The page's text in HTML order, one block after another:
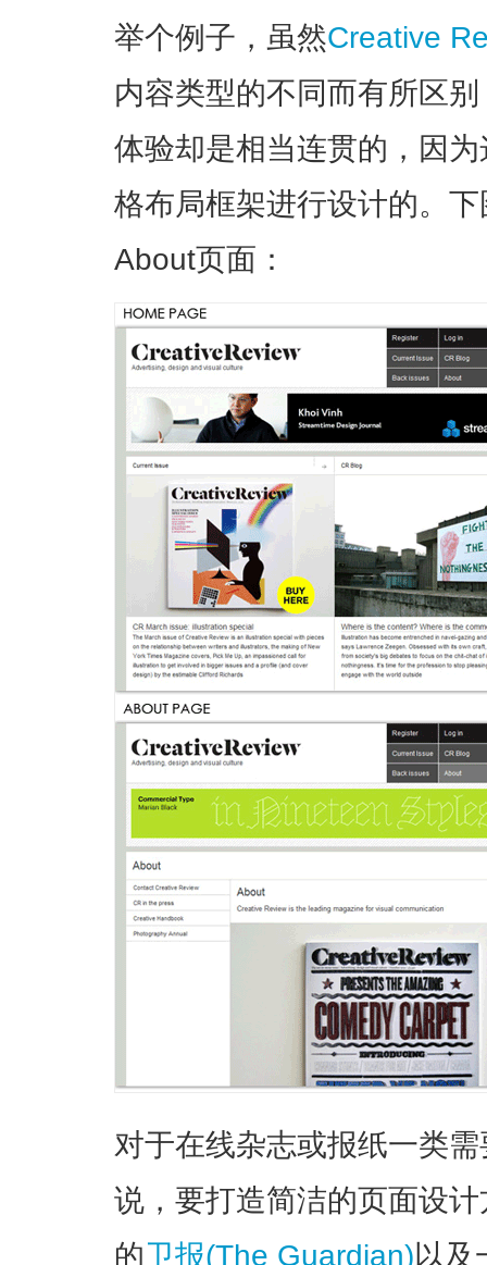
举个例子，虽然Creative
内容类型的不同而有所区
体验却是相当连贯的，因
格布局框架进行设计的。
About页面：
对于在线杂志或报纸一类
说，要打造简洁的页面设
的卫报(The Guardian)以及